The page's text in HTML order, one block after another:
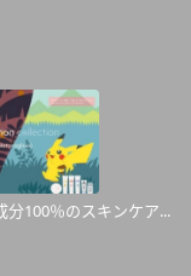
分100％のスキンケア...